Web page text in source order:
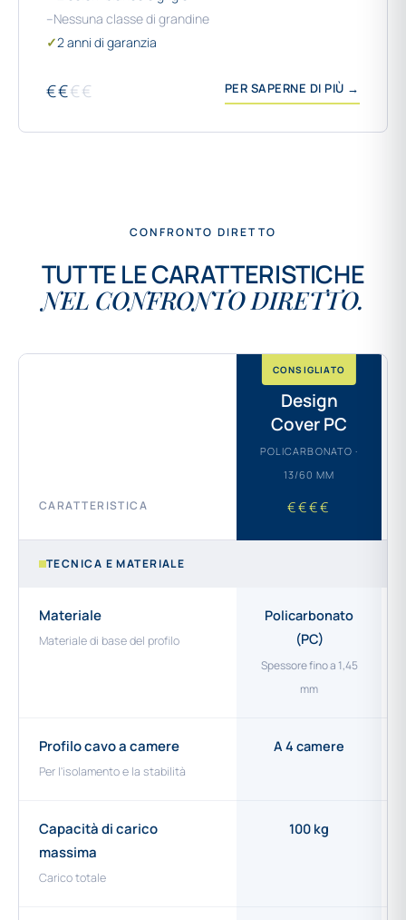
–Nessuna classe di grandine
✓2 anni di garanzia
€€€€ PER SAPERNE DI PIÙ →
CONFRONTO DIRETTO
TUTTE LE CARATTERISTICHE
NEL CONFRONTO DIRETTO.
CARATTERISTICA
CONSIGLIATO
Design
Cover PC
POLICARBONATO ·
13/60 MM
€€€€
TECNICA E MATERIALE
Materiale
Materiale di base del profilo
Policarbonato
(PC)
Spessore fino a 1,45
mm
Profilo cavo a camere
Per l'isolamento e la stabilità
A 4 camere
Capacità di carico
massima
Carico totale
100 kg